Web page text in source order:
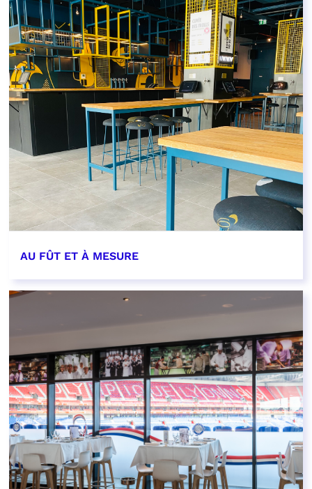
AU FÛT ET À MESURE